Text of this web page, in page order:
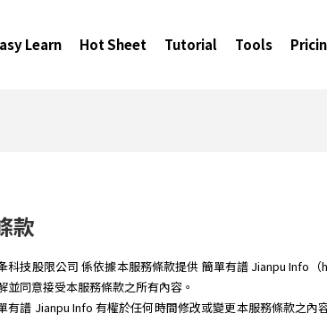
Learn Hot Sheet Tutorial Tools
款
科技股限公司 係依據本服務條款提供 簡單有譜 Jianpu Info
並同意接受本服務條款之所有內容。
有譜 Jianpu Info 有權於任何時間修改或變更本服務條款之